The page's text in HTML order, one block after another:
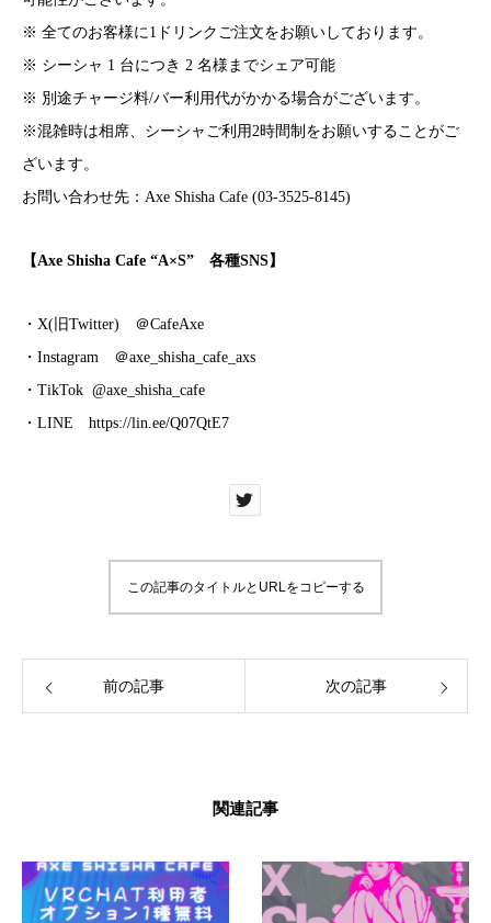
※ 全てのお客様に1ドリンクご注文をお願いしております。
※ シーシャ 1 台につき 2 名様までシェア可能
※ 別途チャージ料/バー利用代がかかる場合がございます。
※混雑時は相席、シーシャご利用2時間制をお願いすることがご
ざいます。
お問い合わせ先：Axe Shisha Cafe (03-3525-8145)
【Axe Shisha Cafe “A×S” 各種SNS】
・X(旧Twitter) ＠CafeAxe
・Instagram ＠axe_shisha_cafe_axs
・TikTok @axe_shisha_cafe
・LINE https://lin.ee/Q07QtE7
この記事のタイトルとURLをコピーする
前の記事 次の記事
関連記事